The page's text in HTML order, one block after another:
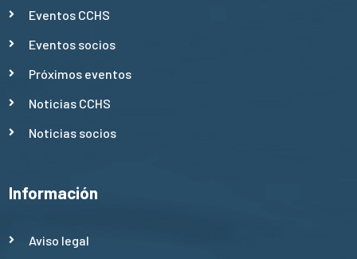
Eventos CCHS
Eventos socios
Próximos eventos
Noticias CCHS
Noticias socios
Información
Aviso legal